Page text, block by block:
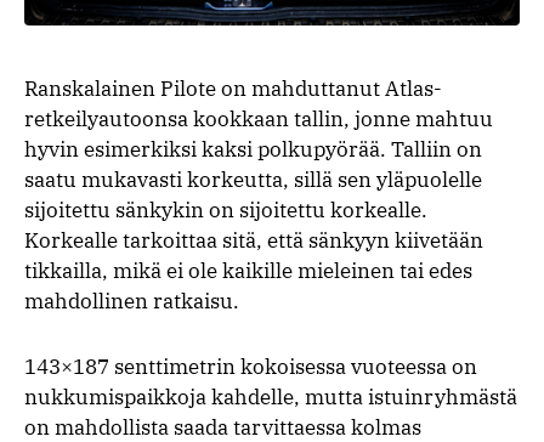
Ranskalainen Pilote on mahduttanut Atlas-
retkeilyautoonsa kookkaan tallin, jonne mahtuu
hyvin esimerkiksi kaksi polkupyörää. Talliin on
saatu mukavasti korkeutta, sillä sen yläpuolelle
sijoitettu sänkykin on sijoitettu korkealle.
Korkealle tarkoittaa sitä, että sänkyyn kiivetään
tikkailla, mikä ei ole kaikille mieleinen tai edes
mahdollinen ratkaisu.
143×187 senttimetrin kokoisessa vuoteessa on
nukkumispaikkoja kahdelle, mutta istuinryhmästä
on mahdollista saada tarvittaessa kolmas